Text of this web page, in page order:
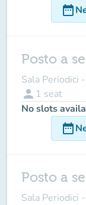
date_range
Posto a
Sala Periodici
person 1 seat
No slots
date_range
Posto a
Sala Periodici